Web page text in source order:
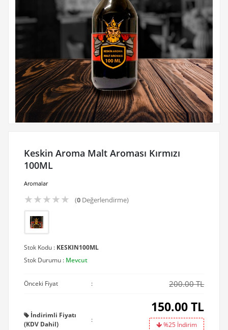
Keskin Aroma Malt Aroması Kırmızı
100ML
Aromalar
★★★★★ (0Değerlendirme)
Stok Kodu : KESKIN100ML
Stok Durumu : Mevcut
Önceki Fiyat : 200.00 TL
İndirimli Fiyatı
(KDV Dahil)
:
150.00TL
%25 İndirim